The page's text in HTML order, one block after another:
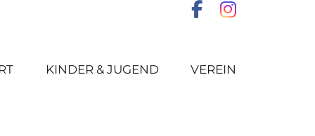
KINDER & JUGEND VEREIN